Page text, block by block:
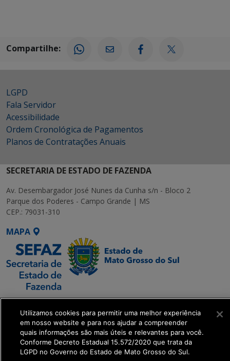
Compartilhe:
LGPD
Fala Servidor
Acessibilidade
Ordem Cronológica de Pagamentos
Planos de Contratações Anuais
SECRETARIA DE ESTADO DE FAZENDA
Av. Desembargador José Nunes da Cunha s/n - Bloco 2
Parque dos Poderes - Campo Grande | MS
CEP.: 79031-310
MAPA
SETDIG | Secretaria-
Executiva de
Transformação Digital
get_footer();
Utilizamos cookies para permitir uma melhor experiência
em nosso website e para nos ajudar a compreender
quais informações são mais úteis e relevantes para você.
Conforme Decreto Estadual 15.572/2020 que trata da
LGPD no Governo do Estado de Mato Grosso do Sul.